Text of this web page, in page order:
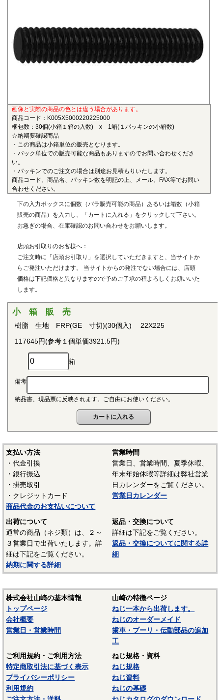
す。優れた耐熱性を有し、高温度雰囲気中で長時間使用して
も物性劣化はほとんどありません。また、耐薬品性、機械的
特性、電気的特性、および寸法安定性にも優れ、電気・電子
部品、自動車部品、化学機械部品などに用いられています。
ポリアミドMXD6をベースポリマーとし、ガラス繊維50%で
強化した結晶性のエンジニアリングプラスチックです。エン
プラの中で最も大きい強度・弾性率を有し、耐油性や耐熱性
にも優れることから、金属の代替材料として自動車等輸送機
部品、一般機械、精密機械部品、電気・電子機器部品、土木
建築用部材などの用いられています。
■ポリエーテルエーテルケトン(PEEK)
半結晶性の最高級性能を有するスーパーエンジニアリング
プラスチックです。エンプラのなかでも最高レベルの耐薬品
す。また、耐熱性、耐摩耗性、耐燃性、耐加水分解性にも優
れ、OA機器分野、自動車分野、ICウェハキャリア、LCD製造
用治具などで用いられています。PEEKはVictrex plcの日本に
おける登録商標です。
■ポリプロピレン(PP)
〇連続使用温度115℃（UL認定温度）〇燃焼性UL94 V-2
結晶性の代表的な汎用プラスチックです。比重が0.9と汎用
プラスチックのなかでも最も軽く、耐薬品性、耐加水分解
性、電気的特性にも優れ、応用範囲の広いプラスチックとし
て幅広い分野で用いられています。
結晶性のエンジニアリングプラスチックです。バランスの
取れた機械的性質を有し、かつ優れた耐疲労性で、耐クリー
プ性、摩擦摩耗特性、耐薬品性を備えていることから、金属
おいて広く用いられています。
■ポリアミド（ナイロン、PA）
〇連続使用温度PA6-65℃/PA66-75℃（UL認定温度）〇燃焼性
UL94 V-2
結晶性のエンジニアリングプラスチックです。強靭な材料
で摩擦係数が小さく、しかも耐摩耗性で、自己潤滑性に優れ
ています。耐油性、耐薬品性もよいので機械材料に最適な材
料でありますが、吸湿性が高いので設計上配慮しなければな
らないという問題点もあります。
■ポリスライダー
優れたポリアミドの性質を活かし組成中に黒鉛粒子を均一
に分散させ、浮遊状態にある黒鉛粒子をテープの表面に偏平
状の黒鉛層となるよう製造されたものです。面圧によるクリ
ープ変形はほとんどなく、耐クリープ性、摩擦・摩耗性に優
れておりスラストワッシャーとして各種構造用機器部品に用
いられています。
（以上はサンコーインダストリー様資料抜粋）
表面処理：生地
表面処理を施していない、素材そのままの状態です。鉄の
画像と実際の商品の色とは違う場合があります。
商品コード：K005X5000220225000
梱包数：30個(小箱１箱の入数) x 1箱(１パッキンの小箱数)
☆納期要確認商品
・この商品は小箱単位の販売となります。
・パック単位での販売可能な商品もありますのでお問い合わせくださ
い。
・パッキンでのご注文の場合は別途お見積もりいたします。
商品コード、商品名、パッキン数を明記の上、メール、FAX等でお問い
合わせください。
下の入力ボックスに個数（バラ販売可能の商品）あるいは箱数（小箱
販売の商品）を入力し、「カートに入れる」をクリックして下さい。
お急ぎの場合、在庫確認のお問い合わせをお願いします。
店頭お引取りのお客様へ：
ご注文時に「店頭お引取り」を選択していただきますと、当サイトか
らご発注いただけます。 当サイトからの発注でない場合には、店頭
価格は下記価格と異なりますので予めご了承の程よろしくお願いいた
します。
小 箱 販 売
樹脂 生地 FRP(GE 寸切)(30個入) 22X225
117645円(参考１個単価3921.5円)
箱
備考
納品書、現品票に反映されます。ご自由にお使いください。
支払い方法
・代金引換
・銀行振込
・掛売取引
・クレジットカード
商品代金のお支払いについて
営業時間
営業日、営業時間、夏季休暇、
年末年始休暇等詳細は弊社営業
日カレンダーをご覧ください。
営業日カレンダー
出荷について
通常の商品（ネジ類）は、２～
３営業日で出荷いたします。詳
細は下記をご覧ください。
納期に関する詳細
返品・交換について
詳細は下記をご覧ください。
返品・交換についてに関する詳
細
株式会社山崎の基本情報
トップページ
会社概要
営業日・営業時間
山崎の特徴ページ
ねじ一本から出荷します。
ねじのオーダーメイド
歯車・プーリ・伝動部品の追加
工
ご利用規約・ご利用方法
特定商取引法に基づく表示
プライバシーポリシー
利用規約
ねじ規格・資料
ねじ規格
ねじ資料
ねじの基礎